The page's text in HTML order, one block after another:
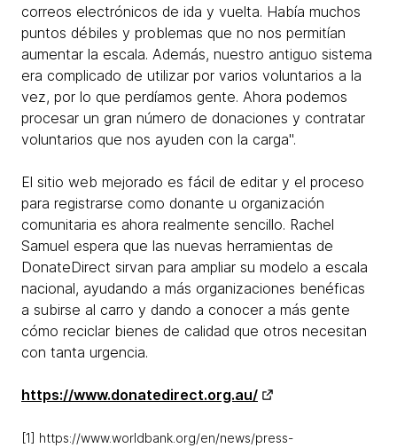
correos electrónicos de ida y vuelta. Había muchos
puntos débiles y problemas que no nos permitían
aumentar la escala. Además, nuestro antiguo sistema
era complicado de utilizar por varios voluntarios a la
vez, por lo que perdíamos gente. Ahora podemos
procesar un gran número de donaciones y contratar
voluntarios que nos ayuden con la carga".
El sitio web mejorado es fácil de editar y el proceso
para registrarse como donante u organización
comunitaria es ahora realmente sencillo. Rachel
Samuel espera que las nuevas herramientas de
DonateDirect sirvan para ampliar su modelo a escala
nacional, ayudando a más organizaciones benéficas
a subirse al carro y dando a conocer a más gente
cómo reciclar bienes de calidad que otros necesitan
con tanta urgencia.
https://www.donatedirect.org.au/
[1] https://www.worldbank.org/en/news/press-